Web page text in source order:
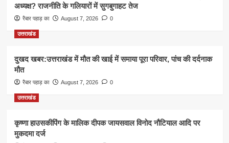
अध्यक्ष? राजनीति के गलियारों में सुगबुगाहट तेज
रैबार पहाड़ का August 7, 2026 0
उत्तराखंड
दुखद खबर:उत्तराखंड में मौत की खाई में समाया पूरा परिवार, पांच की दर्दनाक
मौत
रैबार पहाड़ का August 7, 2026 0
उत्तराखंड
कृष्णा हाउसकीपिंग के मालिक दीपक जायसवाल विनोद नौटियाल आदि पर
मुकदमा दर्ज